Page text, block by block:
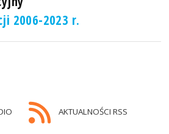
2006-2023 r.
AKTUALNOŚCI RSS